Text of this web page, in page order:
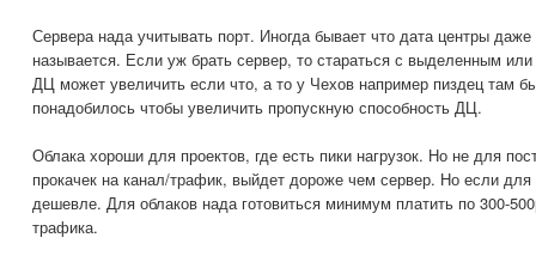
Сервера нада учитывать порт. Иногда бывает что дата центры
называется. Если уж брать сервер, то стараться с выделенным
ДЦ может увеличить если что, а то у Чехов например пиздец там
понадобилось чтобы увеличить пропускную способность ДЦ.
Облака хороши для проектов, где есть пики нагрузок. Но не для
прокачек на канал/трафик, выйдет дороже чем сервер. Но если для
дешевле. Для облаков нада готовиться минимум платить по 300-
трафика.